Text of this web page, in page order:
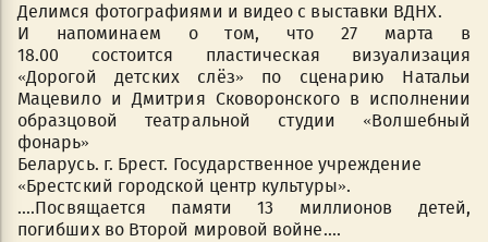
Делимся фотографиями и видео с выставки ВДНХ.
И напоминаем о том, что 27 марта в
18.00 состоится пластическая визуализация
«Дорогой детских слёз» по сценарию Натальи
Мацевило и Дмитрия Сковоронского в исполнении
образцовой театральной студии «Волшебный
фонарь»
Беларусь. г. Брест. Государственное учреждение
«Брестский городской центр культуры».
....Посвящается памяти 13 миллионов детей,
погибших во Второй мировой войне....